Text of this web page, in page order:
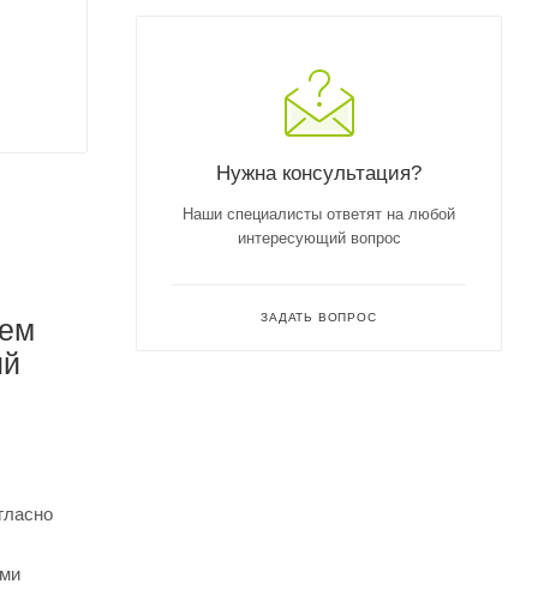
Нужна консультация?
Наши специалисты ответят на любой
интересующий вопрос
ЗАДАТЬ ВОПРОС